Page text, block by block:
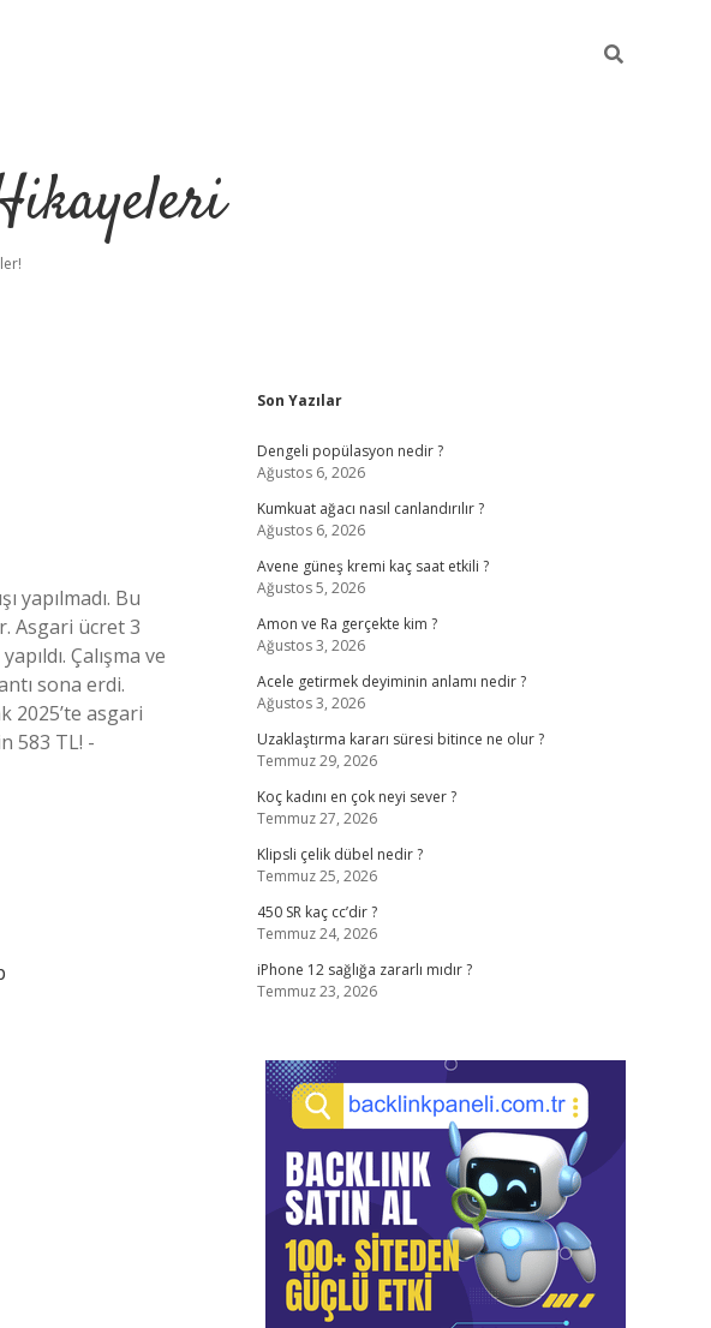
yapılmadı. Bu
Asgari ücret 3
Çalışma ve
sona erdi.
2025’te asgari
583 TL! -
Sidebar
Son Yazılar
Dengeli popülasyon nedir ?
Ağustos 6, 2026
Kumkuat ağacı nasıl canlandırılır ?
Ağustos 6, 2026
Avene güneş kremi kaç saat etkili ?
Ağustos 5, 2026
Amon ve Ra gerçekte kim ?
Ağustos 3, 2026
Acele getirmek deyiminin anlamı nedir ?
Ağustos 3, 2026
Uzaklaştırma kararı süresi bitince ne olur ?
Temmuz 29, 2026
Koç kadını en çok neyi sever ?
Temmuz 27, 2026
Klipsli çelik dübel nedir ?
Temmuz 25, 2026
450 SR kaç cc’dir ?
Temmuz 24, 2026
iPhone 12 sağlığa zararlı mıdır ?
Temmuz 23, 2026